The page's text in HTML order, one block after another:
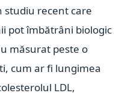
studiu recent care
pot îmbătrâni biologic
măsurat peste o
cum ar fi lungimea
LDL,